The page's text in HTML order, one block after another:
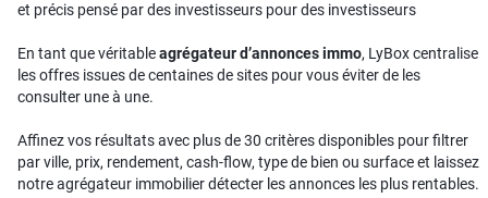
et précis pensé par des investisseurs pour des investisseurs
En tant que véritableagrégateur d’annonces immo, LyBox centralise
les offres issues de centaines de sites pour vous éviter de les
consulter une à une.
Affinez vos résultats avec plus de 30 critères disponibles pour filtrer
par ville, prix, rendement, cash-flow, type de bien ou surface et laissez
notre agrégateur immobilier détecter les annonces les plus rentables.